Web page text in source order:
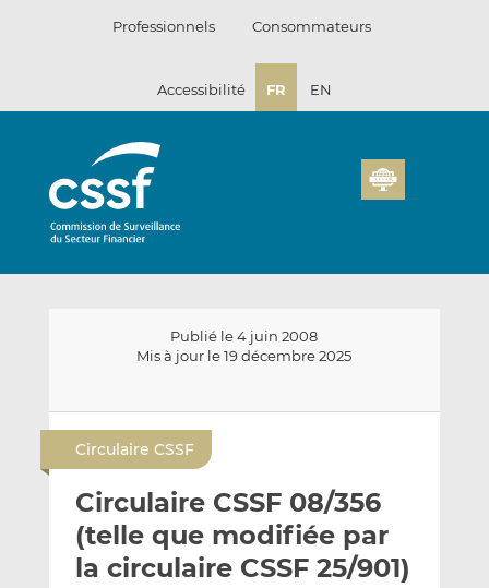
Professionnels Consommateurs
Accessibilité FR EN
Publié le 4 juin 2008
Mis à jour le 19 décembre 2025
y
e
r
p
a
g
e
r
a
g
e
r
Circulaire CSSF
Circulaire CSSF 08/356
(telle que modifiée par
la circulaire CSSF 25/901)